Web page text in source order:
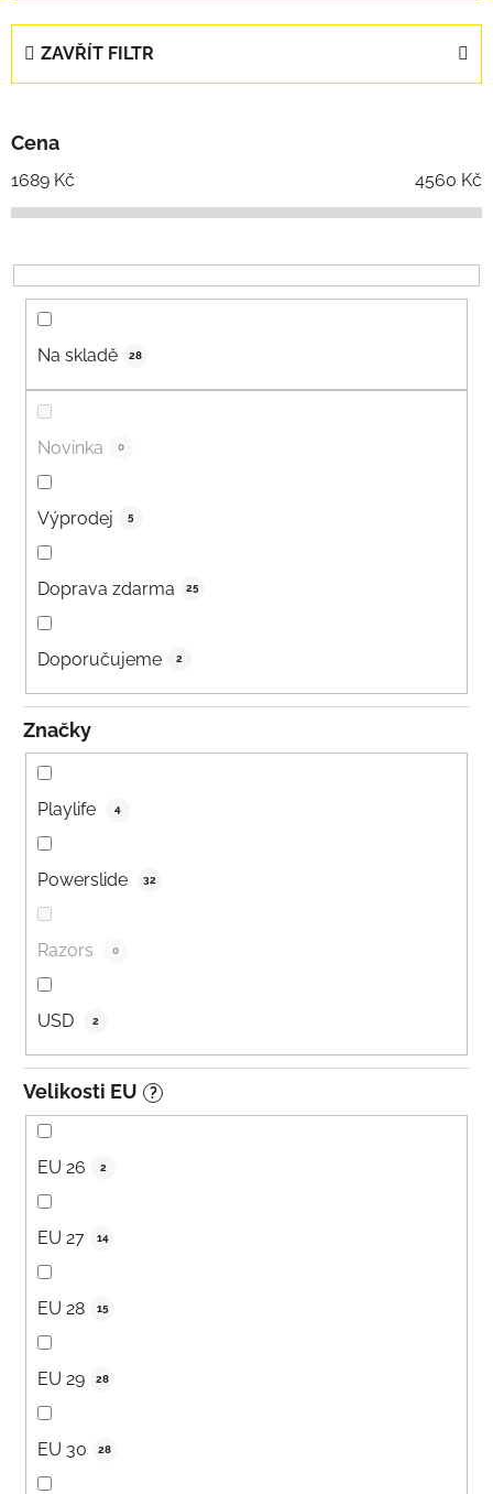
ZAVŘÍT FILTR
Cena
1689 Kč 4560 Kč
Na skladě 28
Novinka 0
Výprodej 5
Doprava zdarma 25
Doporučujeme 2
Značky
Playlife 4
Powerslide 32
Razors 0
USD 2
Velikosti EU ?
EU 26 2
EU 27 14
EU 28 15
EU 29 28
EU 30 28